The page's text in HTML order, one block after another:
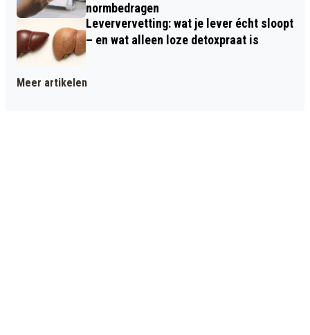
normbedragen
Leververvetting: wat je lever écht sloopt
– en wat alleen loze detoxpraat is
Meer artikelen